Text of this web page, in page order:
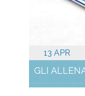
13 APR
GLI